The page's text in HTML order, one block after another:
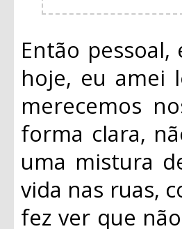
Então
hoje, eu amei
merecemos
forma clara,
uma mistura
vida nas ruas,
fez ver que